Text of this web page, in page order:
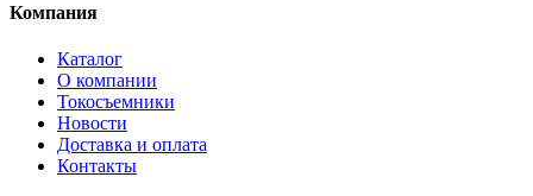
Компания
Каталог
О компании
Токосъемники
Новости
Доставка и оплата
Контакты